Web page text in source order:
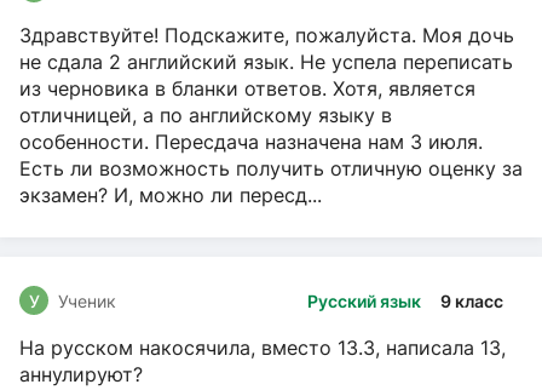
Здравствуйте! Подскажите, пожалуйста. Моя дочь
не сдала 2 английский язык. Не успела переписать
из черновика в бланки ответов. Хотя, является
отличницей, а по английскому языку в
особенности. Пересдача назначена нам 3 июля.
Есть ли возможность получить отличную оценку за
экзамен? И, можно ли пересд...
Русский язык 9 класс
У Ученик
На русском накосячила, вместо 13.3, написала 13,
аннулируют?